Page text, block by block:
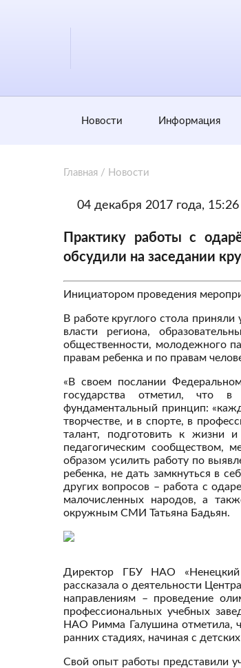
Новости Информация
Главная / Новости
04 декабря 2017 года,
Практику работы с
обсудили на заседании
Инициатором проведения
В работе круглого стола
власти региона,
общественности, молодежного
правам ребенка и по правам
«В своем послании
государства отметил, что
фундаментальный принцип:
творчестве, и в спорте, в
талант, подготовить к жизни
педагогическим сообществом,
образом усилить работу по
ребенка, не дать замкнуться в
других вопросов – работа с
малочисленных народов, а
окружным СМИ Татьяна Бадьян.
Директор ГБУ НАО «Ненецкий
рассказала о деятельности
направлениям – проведение
профессиональных учебных
НАО Римма Галушина отметила,
ранних стадиях, начиная с
Свой опыт работы представили